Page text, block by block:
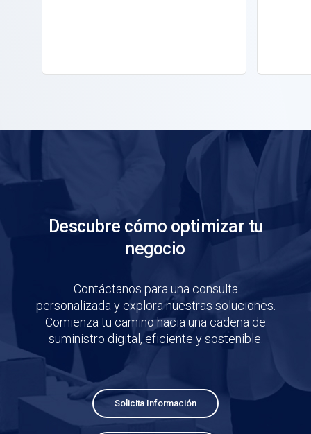
Descubre cómo optimizar tu
negocio
Contáctanos para una consulta
personalizada y explora nuestras soluciones.
Comienza tu camino hacia una cadena de
suministro digital, eficiente y sostenible.
Solicita Información